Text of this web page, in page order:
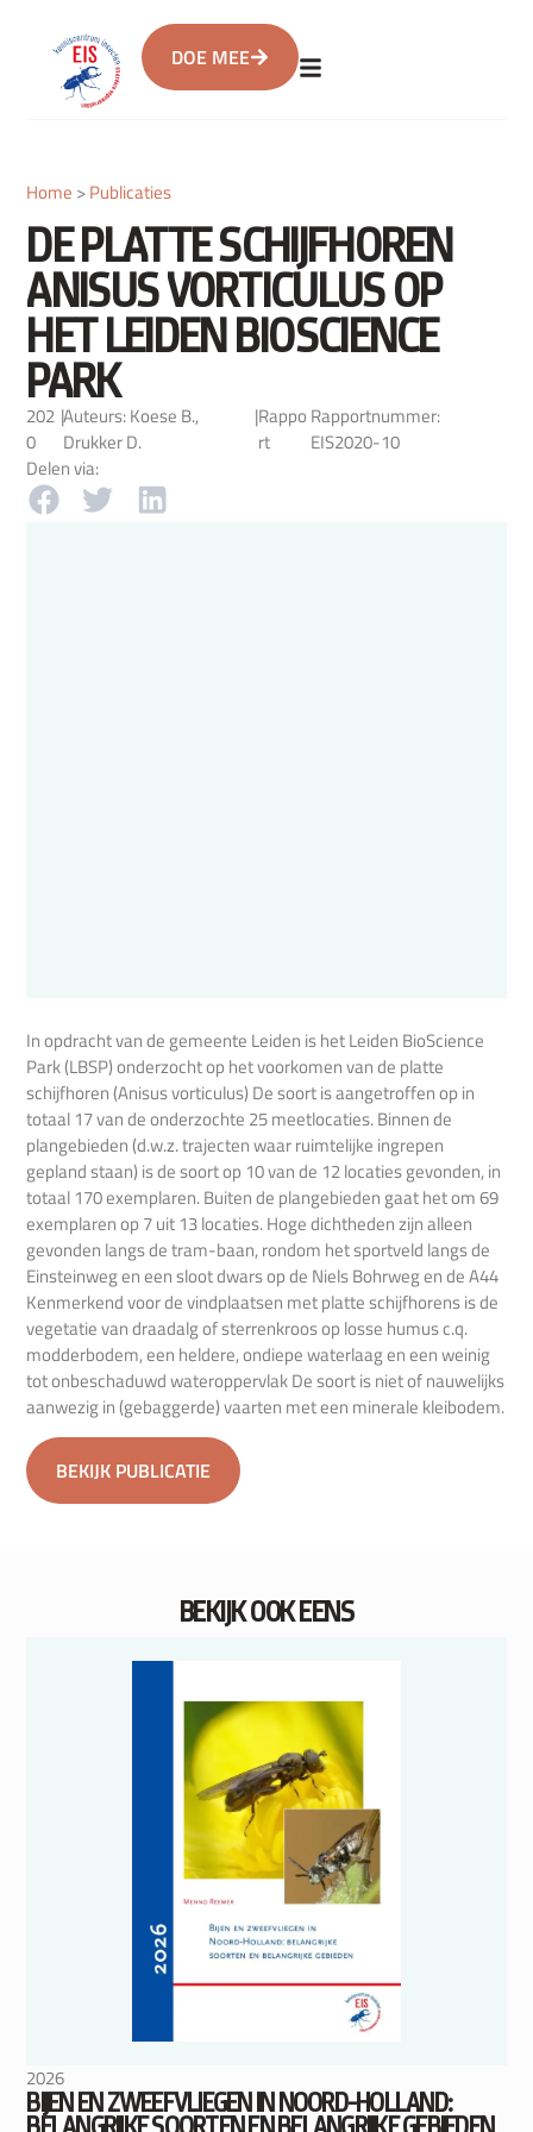
DOE MEE
Home >Publicaties
DE PLATTE SCHIJFHOREN
ANISUS VORTICULUS OP
HET LEIDEN BIOSCIENCE
PARK
202
0
|Auteurs: Koese B.,
Drukker D.
|Rappo
rt
Rapportnummer:
EIS2020-10
Delen via:
In opdracht van de gemeente Leiden is het Leiden BioScience
Park (LBSP) onderzocht op het voorkomen van de platte
schijfhoren (Anisus vorticulus) De soort is aangetroffen op in
totaal 17 van de onderzochte 25 meetlocaties. Binnen de
plangebieden (d.w.z. trajecten waar ruimtelijke ingrepen
gepland staan) is de soort op 10 van de 12 locaties gevonden, in
totaal 170 exemplaren. Buiten de plangebieden gaat het om 69
exemplaren op 7 uit 13 locaties. Hoge dichtheden zijn alleen
gevonden langs de tram-baan, rondom het sportveld langs de
Einsteinweg en een sloot dwars op de Niels Bohrweg en de A44
Kenmerkend voor de vindplaatsen met platte schijfhorens is de
vegetatie van draadalg of sterrenkroos op losse humus c.q.
modderbodem, een heldere, ondiepe waterlaag en een weinig
tot onbeschaduwd wateroppervlak De soort is niet of nauwelijks
aanwezig in (gebaggerde) vaarten met een minerale kleibodem.
BEKIJK PUBLICATIE
BEKIJK OOK EENS
2026
BIJEN EN ZWEEFVLIEGEN IN NOORD-HOLLAND: